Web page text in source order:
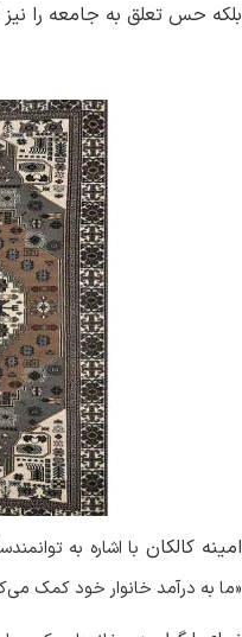
بلکه حس تعلق به جامعه را
امینه کالکان با اشاره به
«ما به درآمد خانوار خود کمک